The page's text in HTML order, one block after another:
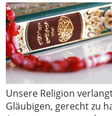
Unsere Religion
Gläubigen, gerecht zu